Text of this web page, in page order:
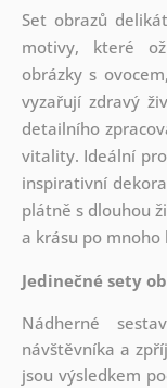
Set obrazů
motivy, které
obrázky s
vyzařují zdravý
detailního
vitality. Ideální
inspirativní
plátně s dlouhou
a krásu po mnoho
Jedinečné sety
Nádherné
návštěvníka a
jsou výsledkem